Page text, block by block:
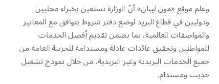
وعلم موقع «مون ليبان» أنّ الوزارة تستعين بخبراء محليين
ودوليين في قطاع البريد لوضع دفتر شروط يتوافق مع المعايير
والمواصفات العالمية، بما يضمن تقديم أفضل الخدمات
للمواطنين وتحقيق عائدات عادلة ومستدامة للخزينة العامة من
جميع الخدمات البريدية وغير البريدية، من خلال نموذج تشغيل
حديث ومستدام.